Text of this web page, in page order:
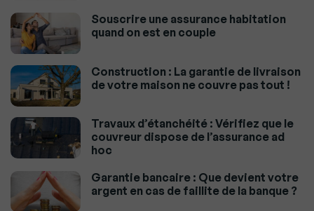
Souscrire une assurance habitation
quand on est en couple
Construction : La garantie de livraison
de votre maison ne couvre pas tout !
Travaux d’étanchéité : Vérifiez que le
couvreur dispose de l’assurance ad
hoc
Garantie bancaire : Que devient votre
argent en cas de faillite de la banque ?